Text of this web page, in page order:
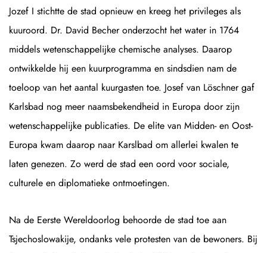
Jozef I stichtte de stad opnieuw en kreeg het privileges als
kuuroord. Dr. David Becher onderzocht het water in 1764
middels wetenschappelijke chemische analyses. Daarop
ontwikkelde hij een kuurprogramma en sindsdien nam de
toeloop van het aantal kuurgasten toe. Josef van Löschner gaf
Karlsbad nog meer naamsbekendheid in Europa door zijn
wetenschappelijke publicaties. De elite van Midden- en Oost-
Europa kwam daarop naar Karslbad om allerlei kwalen te
laten genezen. Zo werd de stad een oord voor sociale,
culturele en diplomatieke ontmoetingen.
Na de Eerste Wereldoorlog behoorde de stad toe aan
Tsjechoslowakije, ondanks vele protesten van de bewoners. Bij